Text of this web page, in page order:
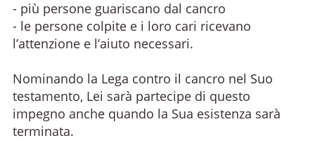
- più persone guariscano dal cancro
- le persone colpite e i loro cari ricevano
l’attenzione e l’aiuto necessari.
Nominando la Lega contro il cancro nel Suo
testamento, Lei sarà partecipe di questo
impegno anche quando la Sua esistenza sarà
terminata.